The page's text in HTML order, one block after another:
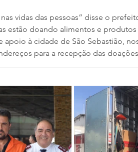
vidas das pessoas” disse o
estão doando alimentos e
à cidade de São Sebastião,
para a recepção das